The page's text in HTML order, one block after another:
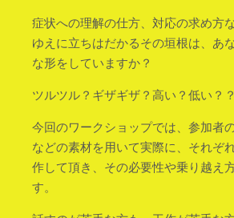
症状への理解の仕方、対応の求め方
ゆえに立ちはだかるその垣根は、あ
な形をしていますか？
ツルツル？ギザギザ？高い？低い？？
今回のワークショップでは、参加者
などの素材を用いて実際に、それぞ
作して頂き、その必要性や乗り越え
す。